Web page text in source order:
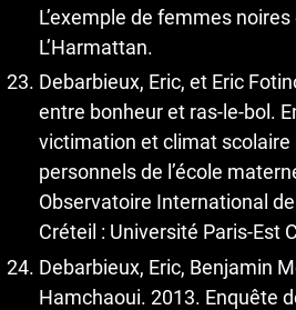
L’exemple de femmes
L’Harmattan.
Debarbieux, Eric, et Eric
entre bonheur et ras-le-bol.
victimation et climat scolaire
personnels de l’école
Observatoire International de
Créteil : Université Paris-Est
Debarbieux, Eric, Benjamin
Hamchaoui. 2013. Enquête